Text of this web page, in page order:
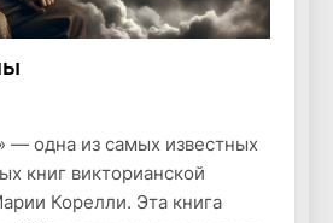
— одна из самых известных
книг викторианской
Корелли. Эта книга